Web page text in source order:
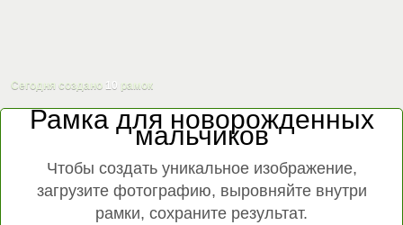
Сегодня создано 10 рамок
Рамка для новорожденных
мальчиков
Чтобы создать уникальное изображение,
загрузите фотографию, выровняйте внутри
рамки, сохраните результат.